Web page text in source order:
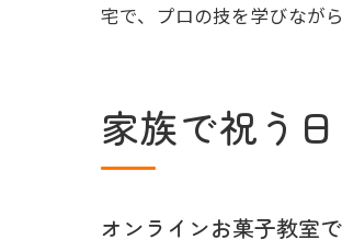
宅で、プロの技を学びなが
家族で祝う
オンラインお菓子教室